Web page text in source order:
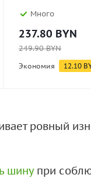
Много
237.80 BYN
249.90BYN
Экономия 12.10
ровный
шинупри